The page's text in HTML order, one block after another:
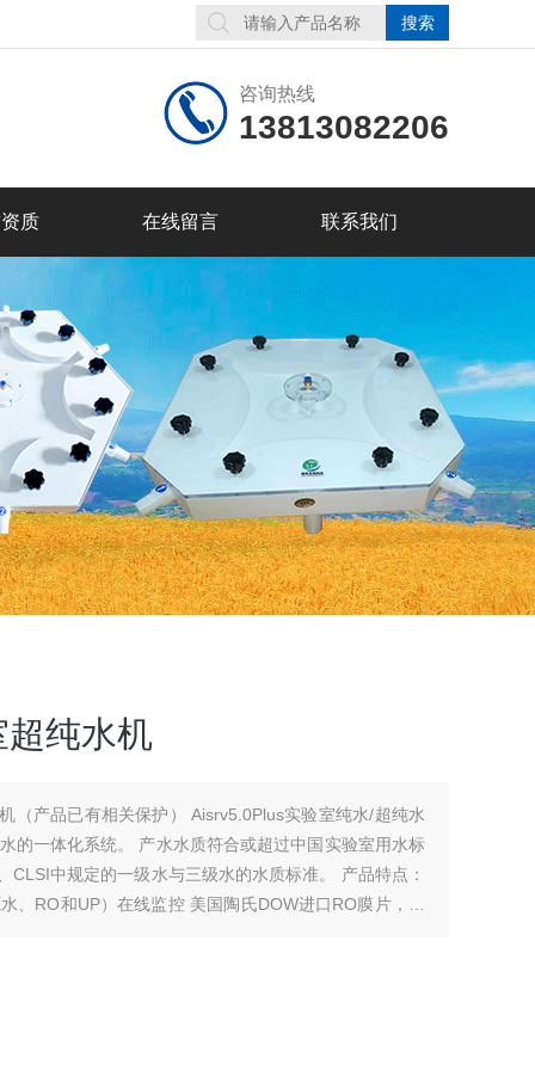
咨询热线
13813082206
质 在线留言 联系我们
纯水机
（产品已有相关保护） Aisrv5.0Plus实验室纯水/超纯水
的一体化系统。 产水水质符合或超过中国实验室用水标
中规定的一级水与三级水的水质标准。 产品特点：
、RO和UP）在线监控 美国陶氏DOW进口RO膜片，超